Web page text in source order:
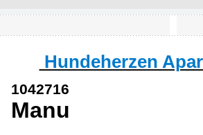
Hundeherzen
1042716
Manu